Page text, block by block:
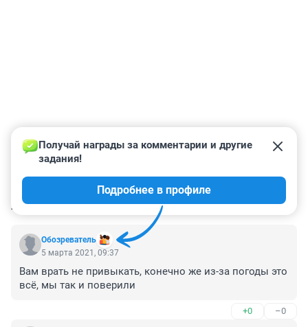
КОММЕНТАРИИ 144
Обозреватель
Получай награды за комментарии и другие
задания!
Подробнее в профиле
5 марта 2021, 09:37
Вам врать не привыкать, конечно же из-за погоды это
всё, мы так и поверили
+0 –0